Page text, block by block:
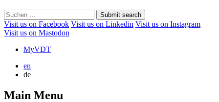
Submit search
Visit us on Facebook Visit us on Linkedin Visit us on Instagram
Visit us on Mastodon
MyVDT
en
de
Main Menu